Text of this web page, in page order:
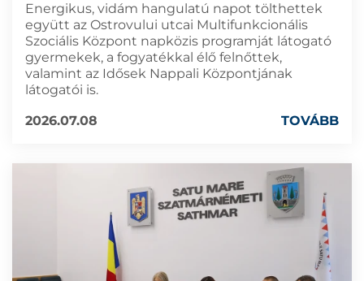
Energikus, vidám hangulatú napot tölthettek
együtt az Ostrovului utcai Multifunkcionális
Szociális Központ napközis programját látogató
gyermekek, a fogyatékkal élő felnőttek,
valamint az Idősek Nappali Központjának
látogatói is.
2026.07.08
TOVÁBB